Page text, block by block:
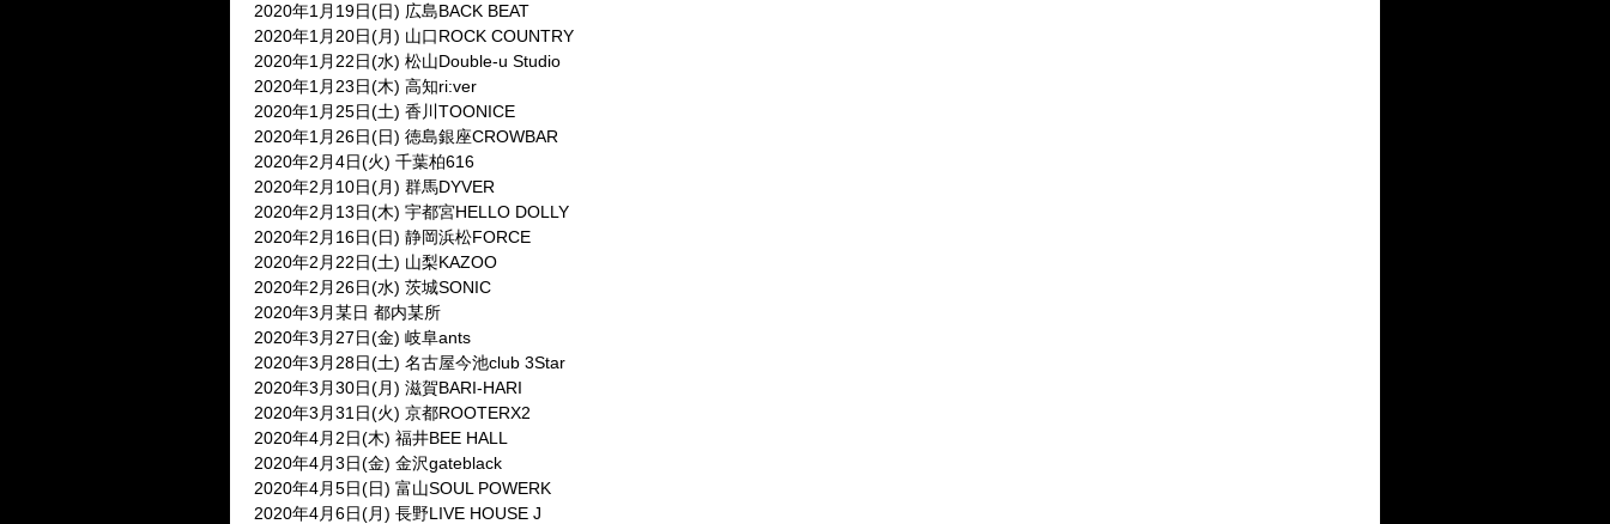
2020年1 月 19日(日) 広島BACK BEAT
2020年1 月 20日(月) 山口ROCK COUNTRY
2020年1 月 22日(水) 松山Double-u Studio
2020年1 月 23日(木) 高知ri:ver
2020年1 月 25日(土) 香川 TOONICE
2020年1 月 26日(日) 徳島銀座CROWBAR
2020年2 月4日(火) 千葉柏616
2020年2 月 10日(月) 群馬DYVER
2020年2 月 13日(木) 宇都宮HELLO DOLLY
2020年2 月 16日(日) 静岡浜松FORCE
2020年2 月 22日(土) 山梨KAZOO
2020年2 月 26日(水) 茨城SONIC
2020年3 月某日 都内某所
2020年3 月 27日(金) 岐阜ants
2020年3 月 28日(土) 名古屋今池club 3Star
2020年3 月30日(月) 滋賀BARI-HARI
2020年3 月31 日(火) 京都ROOTERX2
2020年4月 2日(木) 福井BEE HALL
2020年4月3日(金) 金沢gateblack
2020年4月5日(日) 富山SOUL POWERK
2020年4月6日(月) 長野LIVE HOUSE J